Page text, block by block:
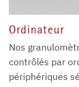
Ordinateur
Nos
contrôlés par
périphériques